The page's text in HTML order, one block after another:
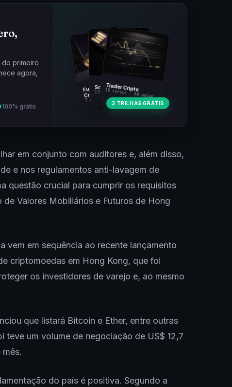
, do primeiro
agora,
100% grátis
Fundamentos
Cripto
7 cursos · 31 aulas
Trader Cripto
18 cursos · 80 aulas
Soberania Bitcoin
10 cursos · 44 aulas
3 TRILHAS GRÁTIS
em conjunto com auditores e, além disso,
e nos regulamentos anti-lavagem de
questão crucial para cumprir os requisitos
Valores Mobiliários e Futuros de Hong
vem em sequência ao recente lançamento
criptomoedas em Hong Kong, que foi
os investidores de varejo e, ao mesmo
que listará Bitcoin e Ether, entre outras
teve um volume de negociação de US$ 12,7
do país é positiva. Segundo a